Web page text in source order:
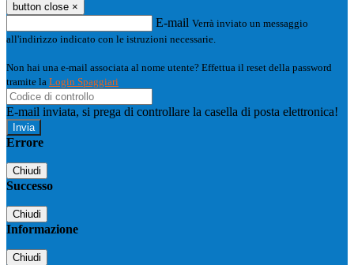
button close ×
E-mail Verrà inviato un messaggio
all'indirizzo indicato con le istruzioni necessarie.
Non hai una e-mail associata al nome utente? Effettua il reset della password
tramite la Login Spaggiari
E-mail inviata, si prega di controllare la casella di posta elettronica!
Errore
Chiudi
Successo
Chiudi
Informazione
Chiudi